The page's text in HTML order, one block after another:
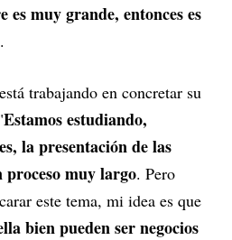
muy grande, entonces es
trabajando en concretar su
Estamos estudiando,
la presentación de las
proceso muy largo. Pero
este tema, mi idea es que
bien pueden ser negocios